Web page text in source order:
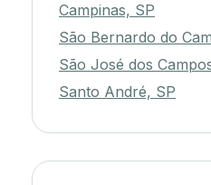
Campinas, SP
São Bernardo do
São José dos
Santo André, SP